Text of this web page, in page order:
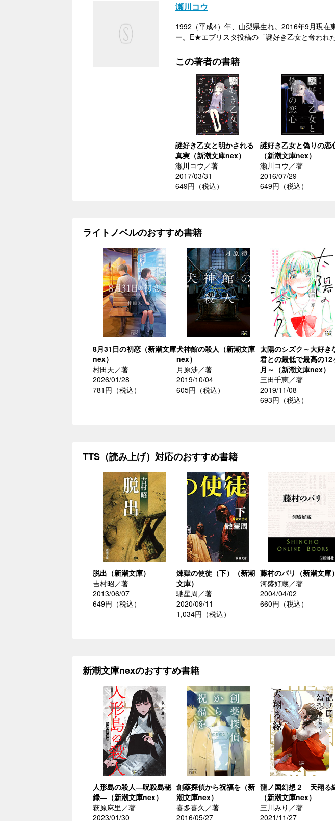
瀬川コウ
1992（平成4）年、山梨県生れ。2016年9月現
ー。E★エブリスタ投稿の「謎好き乙女と奪われ
この著者の書籍
謎好き乙女と明かされる
真実（新潮文庫nex）
瀬川コウ／著
2017/03/31
649円（税込）
謎好き乙女と偽りの恋
（新潮文庫nex）
瀬川コウ／著
2016/07/29
649円（税込）
ライトノベルのおすすめ書籍
8月31日の初恋（新潮文庫
nex）
村田天／著
2026/01/28
781円（税込）
犬神館の殺人（新潮文庫
nex）
月原渉／著
2019/10/04
605円（税込）
太陽のシズク～大好き
君との最低で最高の12
月～（新潮文庫nex）
三田千恵／著
2019/11/08
693円（税込）
TTS（読み上げ）対応のおすすめ書籍
脱出（新潮文庫）
吉村昭／著
2013/06/07
649円（税込）
煉獄の使徒（下）（新潮
文庫）
馳星周／著
2020/09/11
1,034円（税込）
藤村のパリ（新潮文庫）
河盛好蔵／著
2004/04/02
660円（税込）
新潮文庫nexのおすすめ書籍
人形島の殺人―呪殺島秘
録―（新潮文庫nex）
萩原麻里／著
2023/01/30
創薬探偵から祝福を（新
潮文庫nex）
喜多喜久／著
2016/05/27
龍ノ国幻想２ 天翔る
（新潮文庫nex）
三川みり／著
2021/11/27